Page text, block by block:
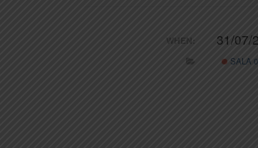
WHEN: 31/07/
SALA